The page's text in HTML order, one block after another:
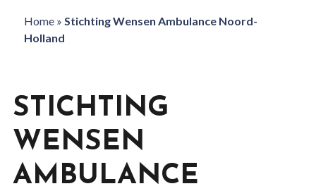
Home» Stichting Wensen Ambulance Noord-
Holland
STICHTING
WENSEN
AMBULANCE